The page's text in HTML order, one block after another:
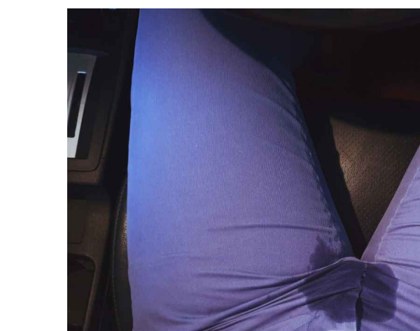
Il vantaggio di un’auto a noleggio: controllo totale sul
La fredda verità sui bagni in Islanda